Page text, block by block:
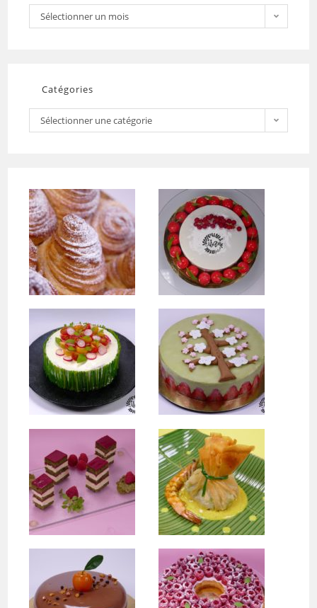
Sélectionner un mois
Catégories
Sélectionner une catégorie